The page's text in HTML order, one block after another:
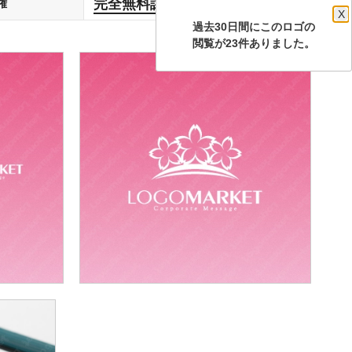
過去30日間にこのロゴの
X
閲覧が23件ありました。